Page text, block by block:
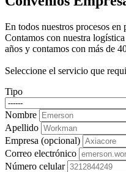
En todos nuestros procesos
Contamos con nuestra
años y contamos con más de
Seleccione el servicio que
Tipo
Nombre
Apellido
Empresa (opcional)
Correo electrónico
Número celular